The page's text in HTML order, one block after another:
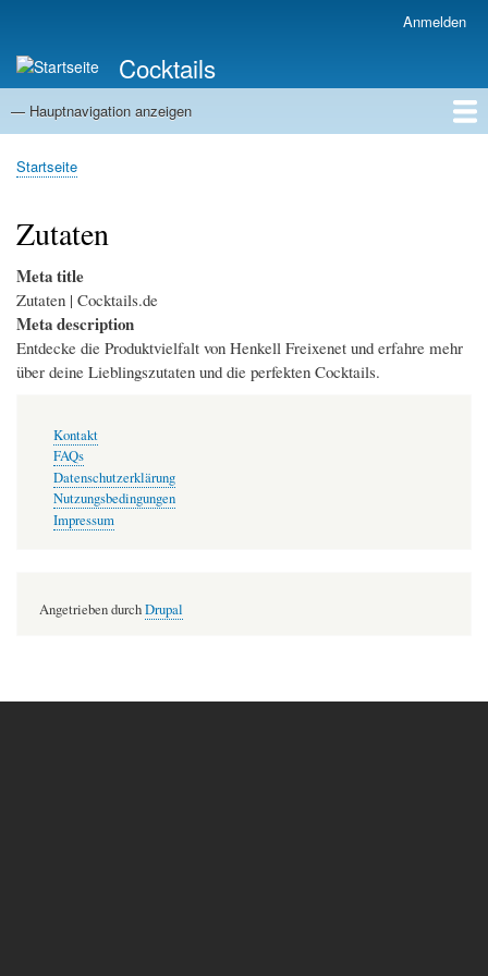
Anmelden
Cocktails
Hauptnavigation
— Hauptnavigation anzeigen
Cocktailrezepte
Magazin
Zutaten
Barlexikon
Trend-Cocktails
Tipps & Tricks
Startseite
Pfadnavigation
Startseite
Zutaten
Meta title
Zutaten | Cocktails.de
Meta description
Entdecke die Produktvielfalt von Henkell Freixenet und erfahre mehr
über deine Lieblingszutaten und die perfekten Cocktails.
Kontakt
FAQs
Datenschutzerklärung
Nutzungsbedingungen
Impressum
Angetrieben durchDrupal